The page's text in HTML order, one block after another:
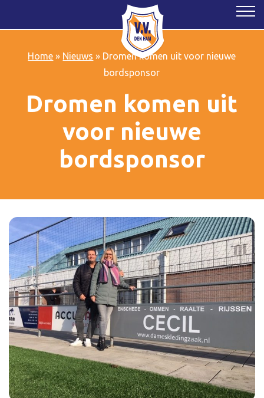
Home » Nieuws » Dromen komen uit voor nieuwe
bordsponsor
Dromen komen uit
voor nieuwe
bordsponsor